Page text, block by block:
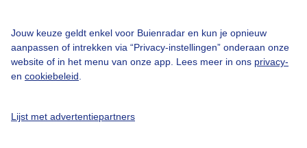
Jouw keuze geldt enkel voor Buienradar en kun je opnieuw
aanpassen of intrekken via “Privacy-instellingen” onderaan onze
website of in het menu van onze app. Lees meer in ons privacy-
en cookiebeleid
Lijst met advertentiepartners
Privacy beleid
Cookie beleid